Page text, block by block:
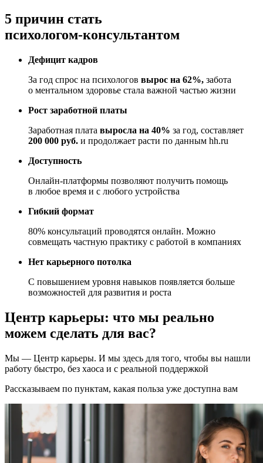
5 причин стать
психологом-консультантом
Дефицит кадров
За год спрос на психологов вырос на 62%, забота
о ментальном здоровье стала важной частью жизни
Рост заработной платы
Заработная плата выросла на 40% за год, составляет
200 000 руб. и продолжает расти по данным hh.ru
Доступность
Онлайн-платформы позволяют получить помощь
в любое время и с любого устройства
Гибкий формат
80% консультаций проводятся онлайн. Можно
совмещать частную практику с работой в компаниях
Нет карьерного потолка
С повышением уровня навыков появляется больше
возможностей для развития и роста
Центр карьеры: что мы реально
можем сделать для вас?
Мы — Центр карьеры. И мы здесь для того, чтобы вы нашли
работу быстро, без хаоса и с реальной поддержкой
Рассказываем по пунктам, какая польза уже доступна вам